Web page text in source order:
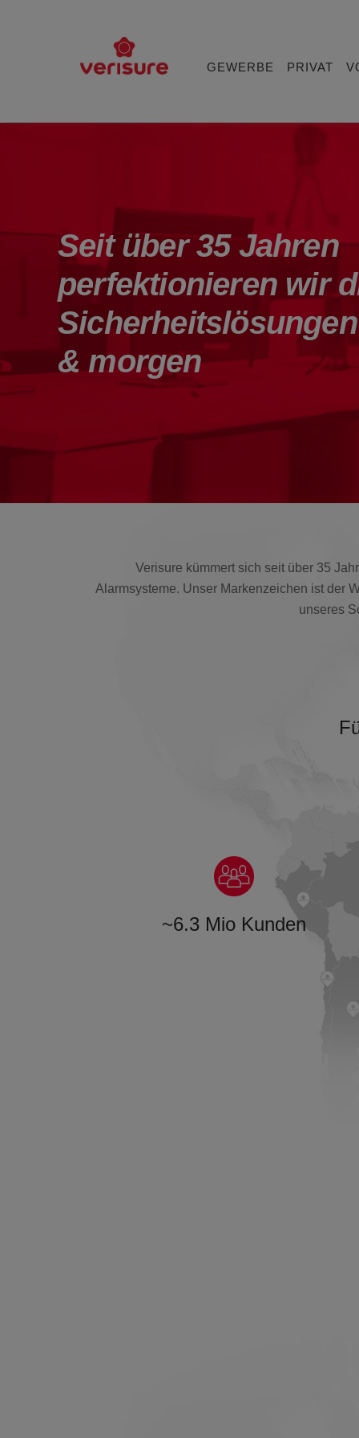
GEWERBE
PRIVAT
Seit über 35 Jahren
perfektionieren wir
& morgen
Verisure kümmert sich seit über 35
Alarmsysteme. Unser Markenzeichen ist der
unseres
~6.3 Mio Kunden